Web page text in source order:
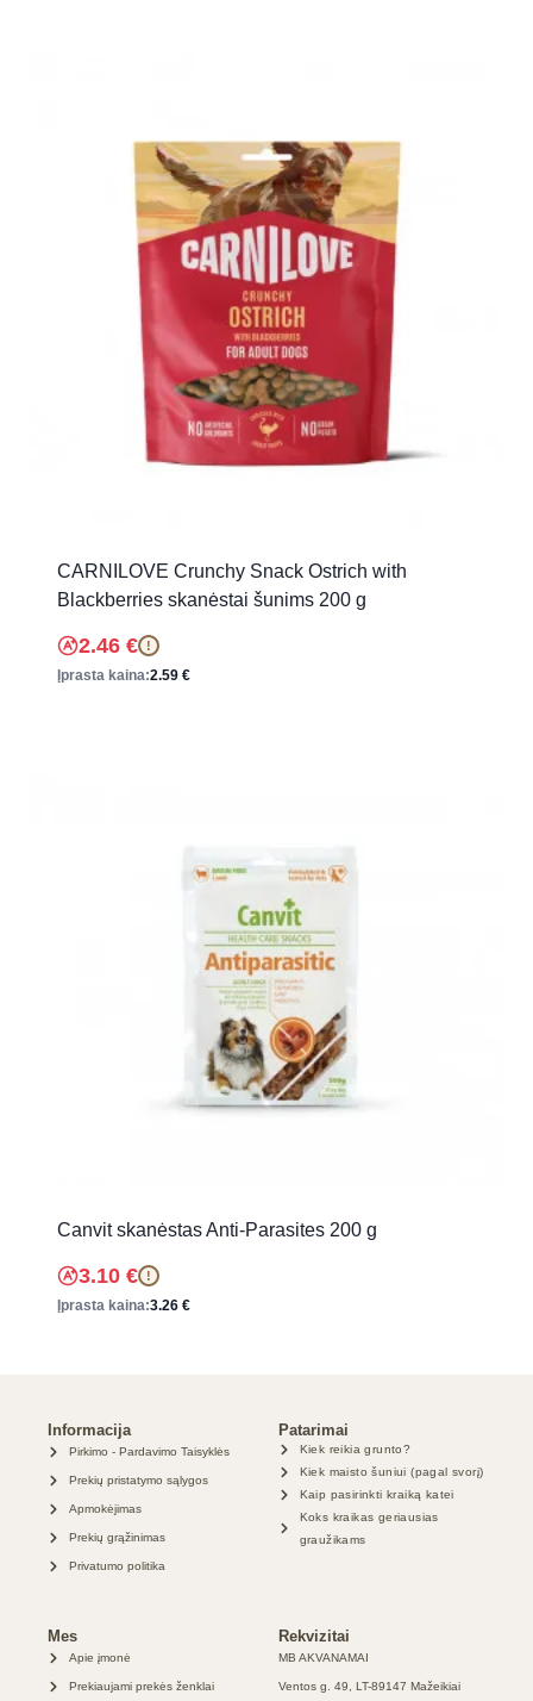
CARNILOVE Crunchy Snack Ostrich with
Blackberries skanėstai šunims 200 g
2.46 € !
Įprasta kaina:2.59 €
Canvit skanėstas Anti-Parasites 200 g
3.10 € !
Įprasta kaina:3.26 €
Informacija
Pirkimo - Pardavimo Taisyklės
Prekių pristatymo sąlygos
Apmokėjimas
Prekių grąžinimas
Privatumo politika
Patarimai
Kiek reikia grunto?
Kiek maisto šuniui (pagal svorį)
Kaip pasirinkti kraiką katei
Koks kraikas geriausias
graužikams
Mes
Apie įmonė
Prekiaujami prekės ženklai
Rekvizitai
MB AKVANAMAI
Ventos g. 49, LT-89147 Mažeikiai